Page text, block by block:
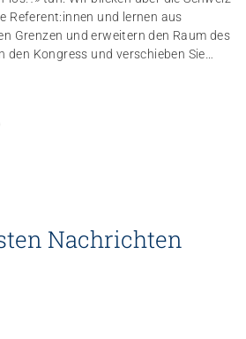
Referent:innen und lernen aus
Grenzen und erweitern den Raum des
den Kongress und verschieben Sie
Nachrichten